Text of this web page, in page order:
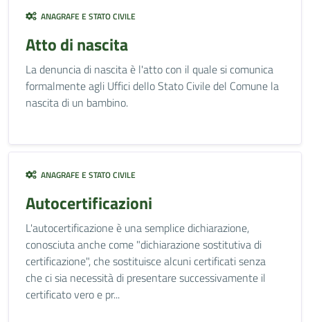
ANAGRAFE E STATO CIVILE
Atto di nascita
La denuncia di nascita è l'atto con il quale si comunica
formalmente agli Uffici dello Stato Civile del Comune la
nascita di un bambino.
ANAGRAFE E STATO CIVILE
Autocertificazioni
L'autocertificazione è una semplice dichiarazione,
conosciuta anche come "dichiarazione sostitutiva di
certificazione", che sostituisce alcuni certificati senza
che ci sia necessità di presentare successivamente il
certificato vero e pr...